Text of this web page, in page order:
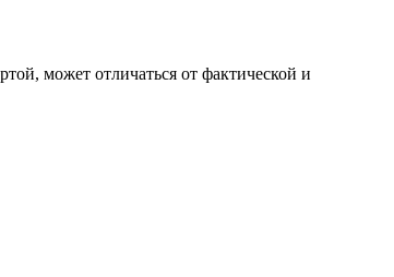
может отличаться от фактической и